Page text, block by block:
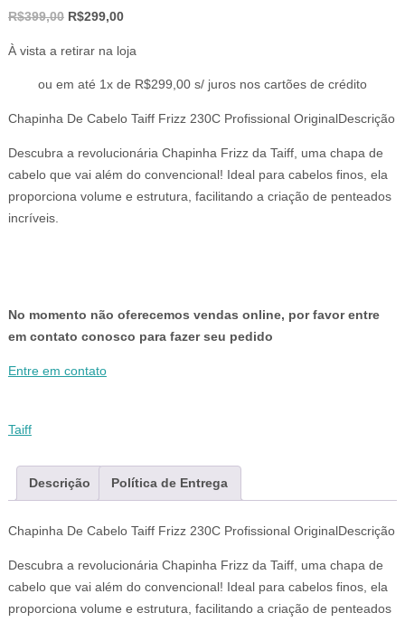
R$399,00 O
original
era:
R$299,00O
atual
é:
À vista a retirar na loja
ou em até 1x de R$299,00 s/ juros nos cartões de crédito
Chapinha De Cabelo Taiff Frizz 230C Profissional OriginalDescrição
Descubra a revolucionária Chapinha Frizz da Taiff, uma chapa de
cabelo que vai além do convencional! Ideal para cabelos finos, ela
proporciona volume e estrutura, facilitando a criação de penteados
incríveis.
No momento não oferecemos vendas online, por favor entre
em contato conosco para fazer seu pedido
Entre em contato
Taiff
Descrição Política de Entrega
Chapinha De Cabelo Taiff Frizz 230C Profissional OriginalDescrição
Descubra a revolucionária Chapinha Frizz da Taiff, uma chapa de
cabelo que vai além do convencional! Ideal para cabelos finos, ela
proporciona volume e estrutura, facilitando a criação de penteados